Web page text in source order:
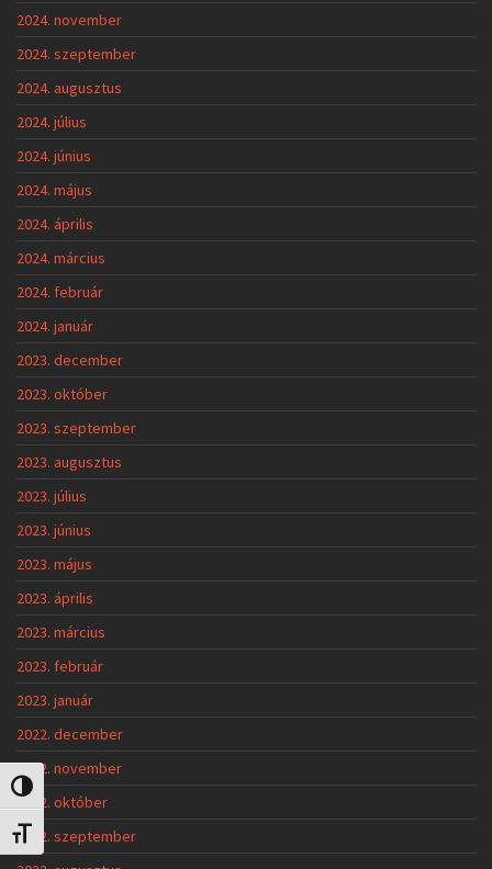
Nagy kontraszt váltása
Betűméret váltása
2024. november
2024. szeptember
2024. augusztus
2024. július
2024. június
2024. május
2024. április
2024. március
2024. február
2024. január
2023. december
2023. október
2023. szeptember
2023. augusztus
2023. július
2023. június
2023. május
2023. április
2023. március
2023. február
2023. január
2022. december
2022. november
2022. október
2022. szeptember